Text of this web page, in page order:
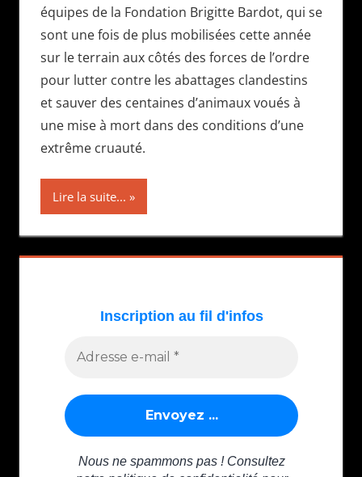
équipes de la Fondation Brigitte Bardot, qui se
sont une fois de plus mobilisées cette année
sur le terrain aux côtés des forces de l’ordre
pour lutter contre les abattages clandestins
et sauver des centaines d’animaux voués à
une mise à mort dans des conditions d’une
extrême cruauté.
Lire la suite...